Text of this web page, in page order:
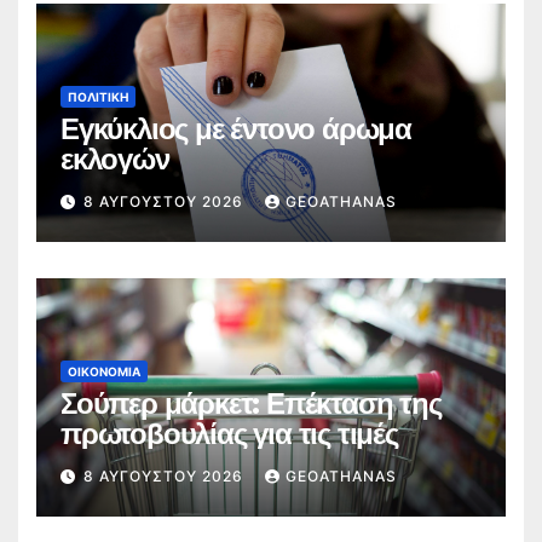
ΠΟΛΙΤΙΚΉ
Εγκύκλιος με έντονο άρωμα
εκλογών
8 ΑΥΓΟΎΣΤΟΥ 2026 GEOATHANAS
ΟΙΚΟΝΟΜΊΑ
Σούπερ μάρκετ: Επέκταση της
πρωτοβουλίας για τις τιμές
8 ΑΥΓΟΎΣΤΟΥ 2026 GEOATHANAS